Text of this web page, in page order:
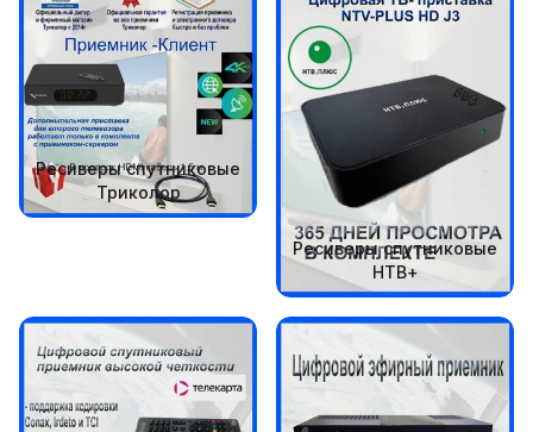
Ресиверы спутниковые
Триколор
Ресиверы спутниковые
НТВ+